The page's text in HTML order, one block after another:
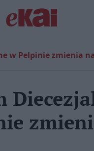
w Pelpinie zmienia